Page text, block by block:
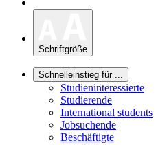
Schriftgröße
Schnelleinstieg für ...
Studieninteressierte
Studierende
International students
Jobsuchende
Beschäftigte